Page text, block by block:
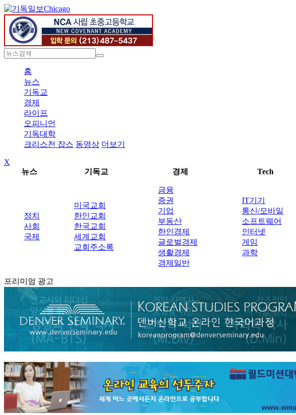
Chicago
홈
뉴스
기독교
경제
라이프
오피니언
기독대학
크리스천 잡스 동영상 더보기
X
뉴스
기독교 경제 Tech
정치
사회
국제
미국교회
한인교회
한국교회
세계교회
교회주소록
금융
증권
기업
부동산
한인경제
글로벌경제
생활경제
경제일반
IT기기
통신/모바일
소프트웨어
인터넷
게임
과학
프리미엄 광고